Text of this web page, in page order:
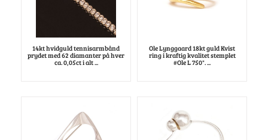
14kt hvidguld tennisarmbånd
prydet med 62 diamanter på hver
ca. 0,05ct i alt ...
Ole Lynggaard 18kt guld Kvist
ring i kraftig kvalitet stemplet
#Ole L 750". ...